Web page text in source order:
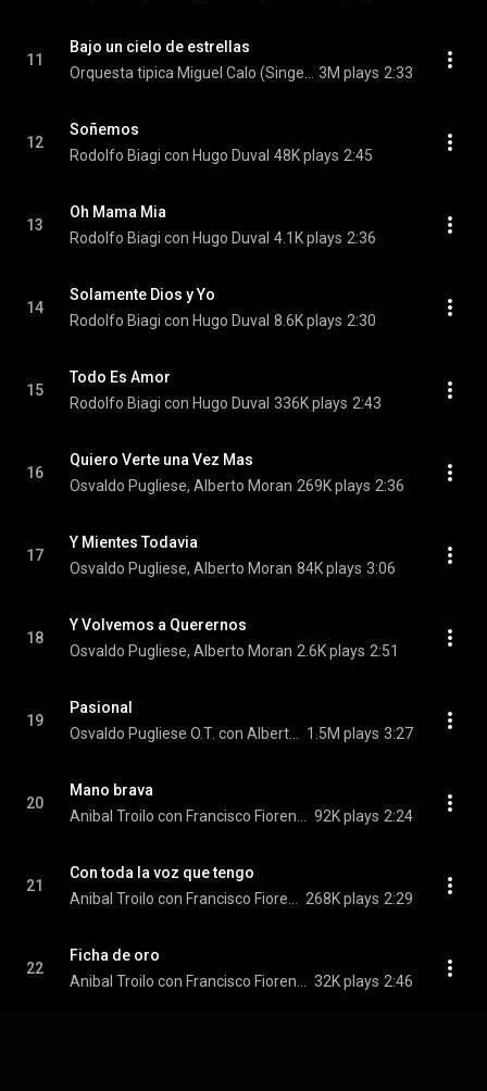
11
Bajo un cielo de estrellas
3M plays 2:33
12
Soñemos
Rodolfo Biagi con Hugo Duval 48K plays 2:45
13
Oh Mama Mia
Rodolfo Biagi con Hugo Duval 4.1K plays 2:36
14
Solamente Dios y Yo
Rodolfo Biagi con Hugo Duval 8.6K plays 2:30
15
Todo Es Amor
Rodolfo Biagi con Hugo Duval 336K plays 2:43
16
Quiero Verte una Vez Mas
Osvaldo Pugliese, Alberto Moran 269K plays 2:36
17
Y Mientes Todavia
Osvaldo Pugliese, Alberto Moran 84K plays 3:06
18
Y Volvemos a Querernos
Osvaldo Pugliese, Alberto Moran 2.6K plays 2:51
19
Pasional
1.5M plays 3:27
20
Mano brava
92K plays 2:24
21
Con toda la voz que tengo
268K plays 2:29
22
Ficha de oro
32K plays 2:46